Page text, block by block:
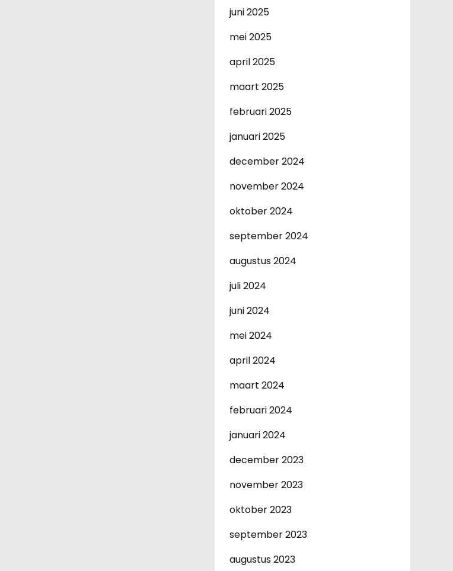
juni 2025
mei 2025
april 2025
maart 2025
februari 2025
januari 2025
december 2024
november 2024
oktober 2024
september 2024
augustus 2024
juli 2024
juni 2024
mei 2024
april 2024
maart 2024
februari 2024
januari 2024
december 2023
november 2023
oktober 2023
september 2023
augustus 2023